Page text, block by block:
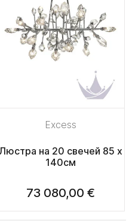
Excess
на 20 свечей 85 x
140см
73 080,00 €